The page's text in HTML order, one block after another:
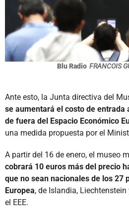
Blu Radio FRANCOIS
Ante esto, la Junta directiva del
se aumentará el costo de entrada
de fuera del Espacio Económico
una medida propuesta por el
A partir del 16 de enero, el museo
cobrará 10 euros más del precio
que no sean nacionales de los 27
Europea, de Islandia,
el EEE.